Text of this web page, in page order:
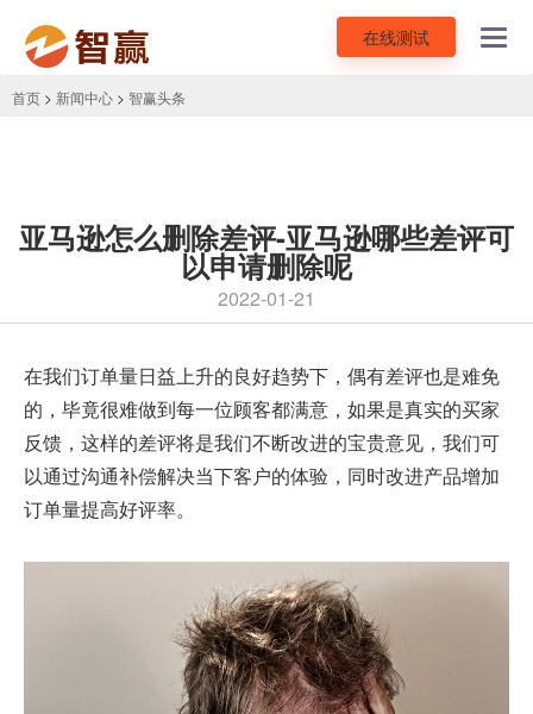
在线测试
首页 > 新闻中心 > 智赢头条
亚马逊怎么删除差评-亚马逊哪些差评可
以申请删除呢
2022-01-21
在我们订单量日益上升的良好趋势下，偶有差评也是难免
的，毕竟很难做到每一位顾客都满意，如果是真实的买家
反馈，这样的差评将是我们不断改进的宝贵意见，我们可
以通过沟通补偿解决当下客户的体验，同时改进产品增加
订单量提高好评率。